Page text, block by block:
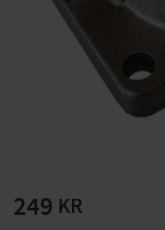
249 KR